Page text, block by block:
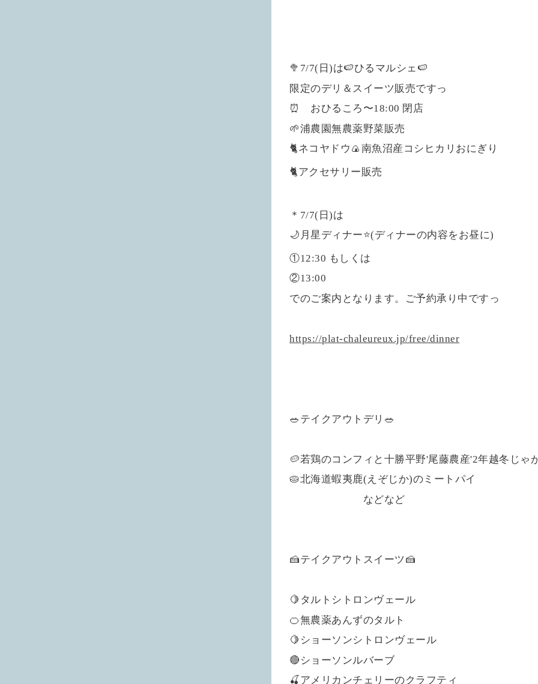
🥦7/7(日)は🍉ひるマルシェ🍉
限定のデリ＆スイーツ販売ですっ
⏰ おひるころ〜18:00 閉店
🌱浦農園無農薬野菜販売
🐈ネコヤドウ🍙南魚沼産コシヒカリおにぎり
🐈アクセサリー販売
＊7/7(日)は
🌙月星ディナー⭐️(ディナーの内容をお昼に)
①12:30 もしくは
②13:00
でのご案内となります。ご予約承り中ですっ
https://plat-chaleureux.jp/free/dinner
🥗テイクアウトデリ🥗
🥔若鶏のコンフィと十勝平野'尾藤農産'2年越冬じゃ
🥧北海道蝦夷鹿(えぞじか)のミートパイ
などなど
🍰テイクアウトスイーツ🍰
🍋タルトシトロンヴェール
🍊無農薬あんずのタルト
🍋ショーソンシトロンヴェール
🔴ショーソンルバーブ
🍒アメリカンチェリーのクラフティ